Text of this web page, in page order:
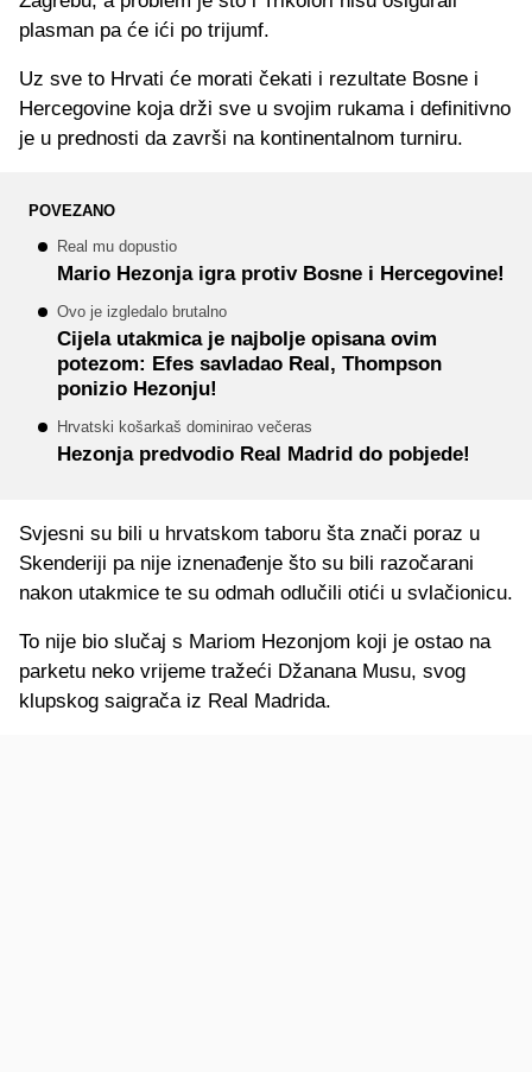
plasman pa će ići po trijumf.
Uz sve to Hrvati će morati čekati i rezultate Bosne i
Hercegovine koja drži sve u svojim rukama i definitivno
je u prednosti da završi na kontinentalnom turniru.
POVEZANO
Real mu dopustio
Mario Hezonja igra protiv Bosne i Hercegovine!
Ovo je izgledalo brutalno
Cijela utakmica je najbolje opisana ovim
potezom: Efes savladao Real, Thompson
ponizio Hezonju!
Hrvatski košarkaš dominirao večeras
Hezonja predvodio Real Madrid do pobjede!
Svjesni su bili u hrvatskom taboru šta znači poraz u
Skenderiji pa nije iznenađenje što su bili razočarani
nakon utakmice te su odmah odlučili otići u svlačionicu.
To nije bio slučaj s Mariom Hezonjom koji je ostao na
parketu neko vrijeme tražeći Džanana Musu, svog
klupskog saigrača iz Real Madrida.